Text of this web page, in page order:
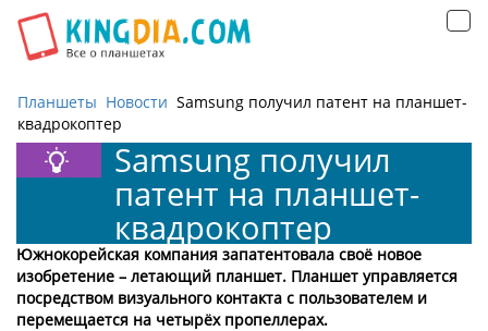
Планшеты Новости Samsung получил патент на планшет-
квадрокоптер
Samsung получил
патент на планшет-
квадрокоптер
Южнокорейская компания запатентовала своё новое
изобретение – летающий планшет. Планшет управляется
посредством визуального контакта с пользователем и
перемещается на четырёх пропеллерах.